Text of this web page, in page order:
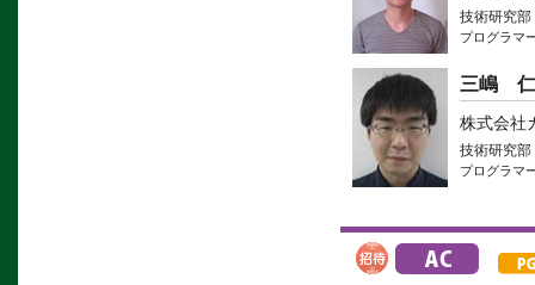
技術研究
プログラマ
三嶋 仁
株式会社
技術研究
プログラマ